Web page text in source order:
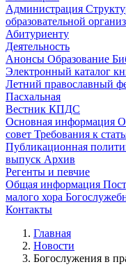
Администрация
образовательной
Абитуриенту
Деятельность
Анонсы Образование
Электронный каталог
Летний православный
Пасхальная
Вестник КПДС
Основная информация О
совет Требования к
Публикационная
выпуск Архив
Регенты и певчие
Общая информация
малого хора
Контакты
Главная
Новости
Богослужения в